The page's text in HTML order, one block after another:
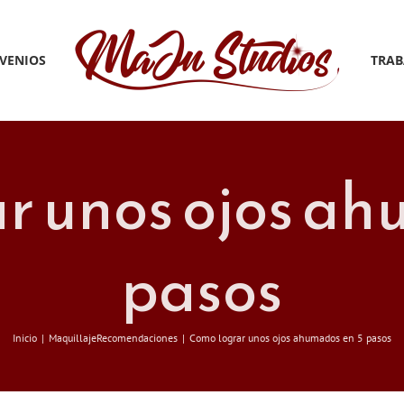
unos ojos
pasos
Inicio MaquillajeRecomendaciones Como lograr unos ojos ahumados en 5 pasos